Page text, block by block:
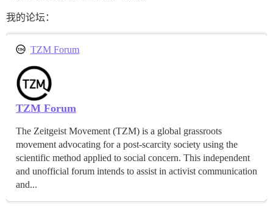
我的论坛：
TZM Forum
TZM Forum
The Zeitgeist Movement (TZM) is a global grassroots
movement advocating for a post-scarcity society using the
scientific method applied to social concern. This independent
and unofficial forum intends to assist in activist communication
and...